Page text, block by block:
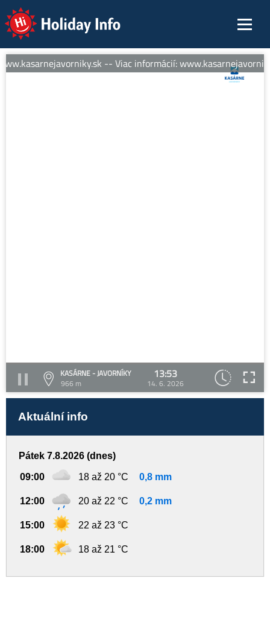
Holiday Info
-- Viac informácií:
KASÁRNE - JAVORNÍKY
966 m
13:53
14. 6. 2026
Aktuální info
Pátek 7.8.2026 (dnes)
09:00 18 až 20 °C 0,8 mm
12:00 20 až 22 °C 0,2 mm
15:00 22 až 23 °C
18:00 18 až 21 °C